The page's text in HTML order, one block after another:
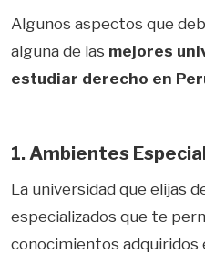
Algunos aspectos que
alguna de las mejores
estudiar derecho en
1. Ambientes
La universidad que elijas
especializados que te
conocimientos adquiridos